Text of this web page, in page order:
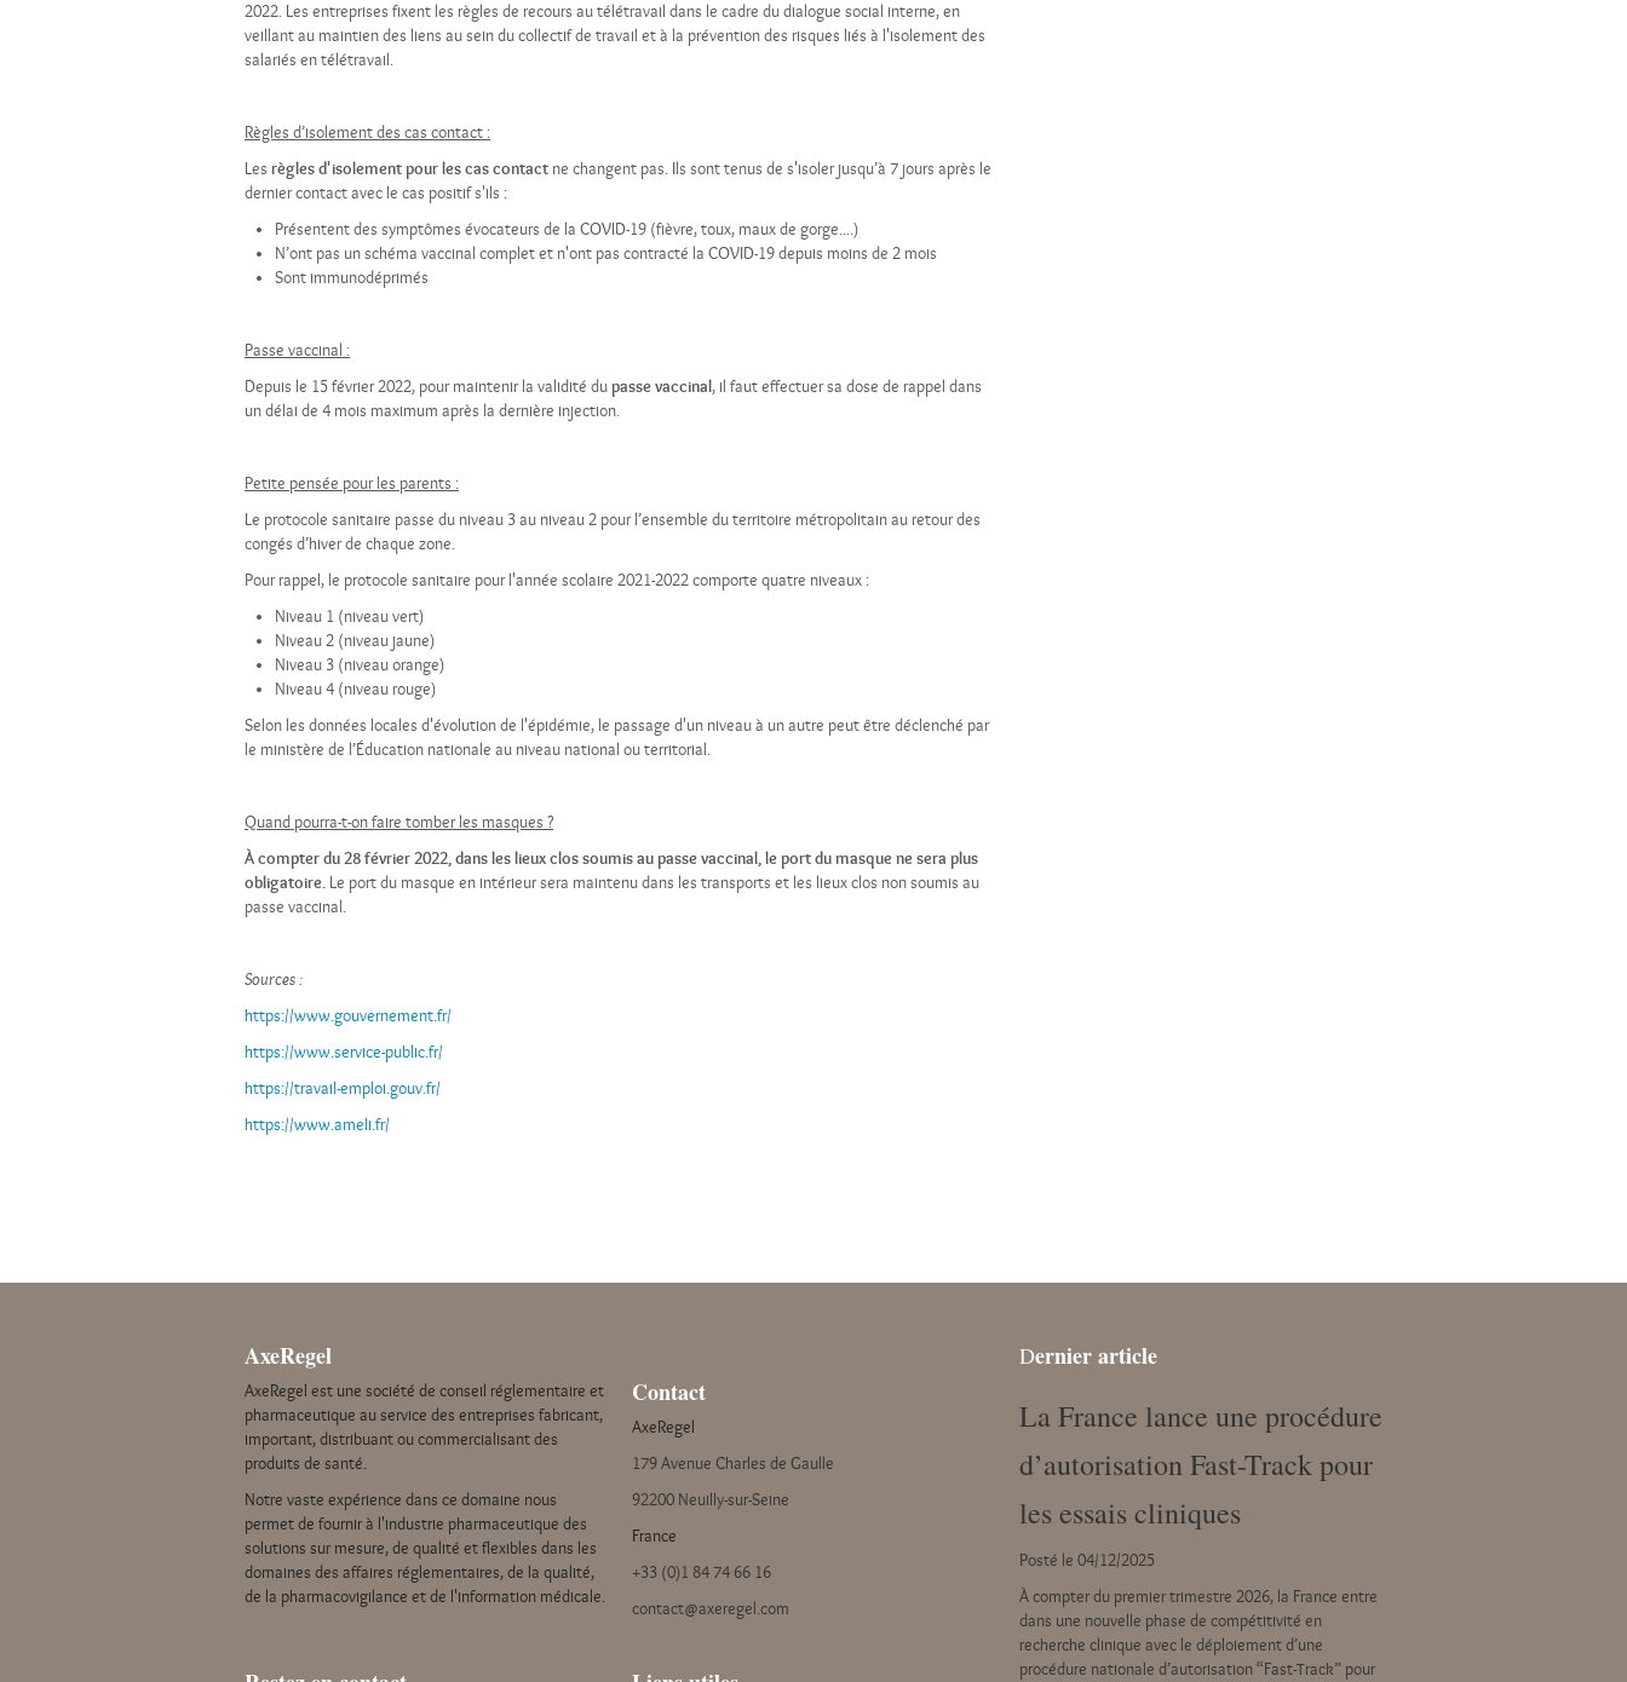
2022. Les entreprises fixent les règles de recours au télétravail dans le cadre du dialogue social interne, en
veillant au maintien des liens au sein du collectif de travail et à la prévention des risques liés à l'isolement des
salariés en télétravail.
Règles d’isolement des cas contact :
Les règles d'isolement pour les cas contact ne changent pas. Ils sont tenus de s'isoler jusqu’à 7 jours après le
dernier contact avec le cas positif s'ils :
Présentent des symptômes évocateurs de la COVID-19 (fièvre, toux, maux de gorge....)
N’ont pas un schéma vaccinal complet et n'ont pas contracté la COVID-19 depuis moins de 2 mois
Sont immunodéprimés
Passe vaccinal :
Depuis le 15 février 2022, pour maintenir la validité dupasse vaccinal, il faut effectuer sa dose de rappel dans
un délai de 4 mois maximum après la dernière injection.
Petite pensée pour les parents :
Le protocole sanitaire passe du niveau 3 au niveau 2 pour l’ensemble du territoire métropolitain au retour des
congés d’hiver de chaque zone.
Pour rappel, le protocole sanitaire pour l'année scolaire 2021-2022 comporte quatre niveaux :
Niveau 1 (niveau vert)
Niveau 2 (niveau jaune)
Niveau 3 (niveau orange)
Niveau 4 (niveau rouge)
Selon les données locales d'évolution de l'épidémie, le passage d'un niveau à un autre peut être déclenché par
le ministère de l’Éducation nationale au niveau national ou territorial.
Quand pourra-t-on faire tomber les masques ?
À compter du 28 février 2022, dans les lieux clos soumis au passe vaccinal, le port du masque ne sera plus
obligatoire. Le port du masque en intérieur sera maintenu dans les transports et les lieux clos non soumis au
passe vaccinal.
Sources :
https://www.gouvernement.fr/
https://www.service-public.fr/
https://travail-emploi.gouv.fr/
https://www.ameli.fr/
AxeRegel
AxeRegel est une société de conseil réglementaire et
pharmaceutique au service des entreprises fabricant,
important, distribuant ou commercialisant des
produits de santé.
Notre vaste expérience dans ce domaine nous
permet de fournir à l'industrie pharmaceutique des
solutions sur mesure, de qualité et flexibles dans les
domaines des affaires réglementaires, de la qualité,
de la pharmacovigilance et de l'information médicale.
Contact
AxeRegel
179 Avenue Charles de Gaulle
92200 Neuilly-sur-Seine
France
+33 (0)1 84 74 66 16
contact@axeregel.com
Dernier article
La France lance une procédure
d’autorisation Fast-Track pour
les essais cliniques
Posté le 04/12/2025
À compter du premier trimestre 2026, la France entre
dans une nouvelle phase de compétitivité en
recherche clinique avec le déploiement d’une
procédure nationale d’autorisation “Fast-Track” pour